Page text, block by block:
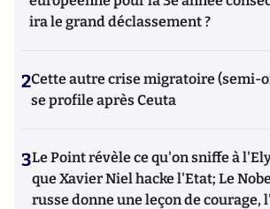
ira le grand déclassement ?
2Cette autre crise migratoire (semi-
se profile après Ceuta
3Le Point révèle ce qu'on sniffe à
que Xavier Niel hacke l'Etat; Le
russe donne une leçon de courage,